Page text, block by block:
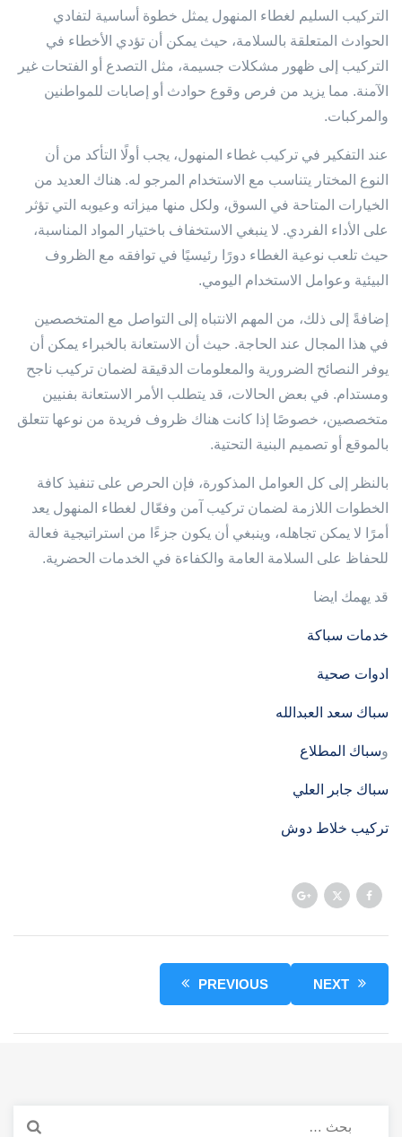
التركيب السليم لغطاء المنهول يمثل خطوة أساسية لتفادي
الحوادث المتعلقة بالسلامة، حيث يمكن أن تؤدي الأخطاء في
التركيب إلى ظهور مشكلات جسيمة، مثل التصدع أو الفتحات غير
الآمنة. مما يزيد من فرص وقوع حوادث أو إصابات للمواطنين
والمركبات.
عند التفكير في تركيب غطاء المنهول، يجب أولًا التأكد من أن
النوع المختار يتناسب مع الاستخدام المرجو له. هناك العديد من
الخيارات المتاحة في السوق، ولكل منها ميزاته وعيوبه التي تؤثر
على الأداء الفردي. لا ينبغي الاستخفاف باختيار المواد المناسبة،
حيث تلعب نوعية الغطاء دورًا رئيسيًا في توافقه مع الظروف
البيئية وعوامل الاستخدام اليومي.
إضافةً إلى ذلك، من المهم الانتباه إلى التواصل مع المتخصصين
في هذا المجال عند الحاجة. حيث أن الاستعانة بالخبراء يمكن أن
يوفر النصائح الضرورية والمعلومات الدقيقة لضمان تركيب ناجح
ومستدام. في بعض الحالات، قد يتطلب الأمر الاستعانة بفنيين
متخصصين، خصوصًا إذا كانت هناك ظروف فريدة من نوعها تتعلق
بالموقع أو تصميم البنية التحتية.
بالنظر إلى كل العوامل المذكورة، فإن الحرص على تنفيذ كافة
الخطوات اللازمة لضمان تركيب آمن وفعّال لغطاء المنهول يعد
أمرًا لا يمكن تجاهله، وينبغي أن يكون جزءًا من استراتيجية فعالة
للحفاظ على السلامة العامة والكفاءة في الخدمات الحضرية.
قد يهمك ايضا
خدمات سباكة
ادوات صحية
سباك سعد العبدالله
وسباك المطلاع
سباك جابر العلي
تركيب خلاط دوش
PREVIOUS NEXT